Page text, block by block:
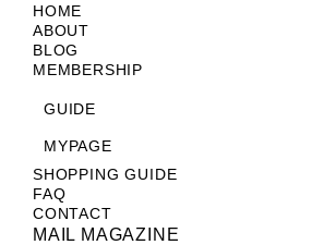
製品のクオリティ、やり取りともに満
この度はベンチとセットでのご
がとうございました。 自分な
い。
HOME
ABOUT
BLOG
MEMBERSHIP
GUIDE
MYPAGE
SHOPPING GUIDE
FAQ
CONTACT
MAIL MAGAZINE